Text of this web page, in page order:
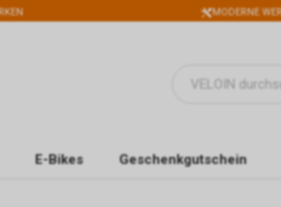
MODERNE
E-Bikes Geschenkgutschein